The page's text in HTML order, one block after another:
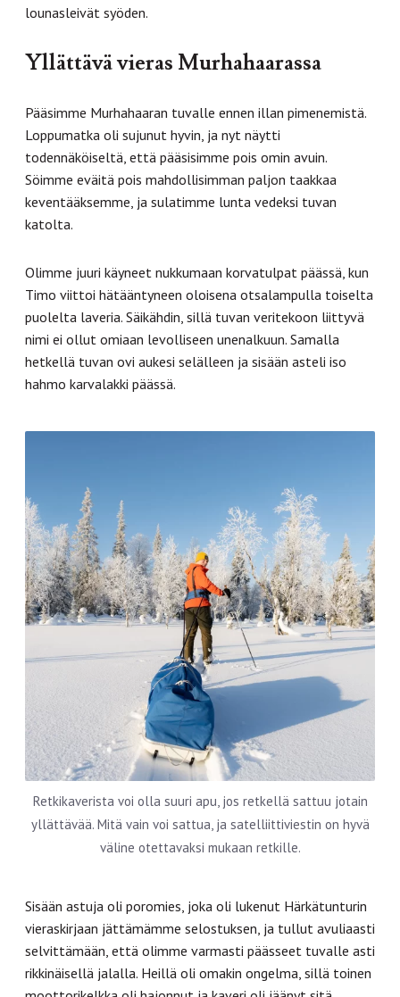
lounasleivät syöden.
Yllättävä vieras Murhahaarassa
Pääsimme Murhahaaran tuvalle ennen illan pimenemistä.
Loppumatka oli sujunut hyvin, ja nyt näytti
todennäköiseltä, että pääsisimme pois omin avuin.
Söimme eväitä pois mahdollisimman paljon taakkaa
keventääksemme, ja sulatimme lunta vedeksi tuvan
katolta.
Olimme juuri käyneet nukkumaan korvatulpat päässä, kun
Timo viittoi hätääntyneen oloisena otsalampulla toiselta
puolelta laveria. Säikähdin, sillä tuvan veritekoon liittyvä
nimi ei ollut omiaan levolliseen unenalkuun. Samalla
hetkellä tuvan ovi aukesi selälleen ja sisään asteli iso
hahmo karvalakki päässä.
Retkikaverista voi olla suuri apu, jos retkellä sattuu jotain
yllättävää. Mitä vain voi sattua, ja satelliittiviestin on hyvä
väline otettavaksi mukaan retkille.
Sisään astuja oli poromies, joka oli lukenut Härkätunturin
vieraskirjaan jättämämme selostuksen, ja tullut avuliaasti
selvittämään, että olimme varmasti päässeet tuvalle asti
rikkinäisellä jalalla. Heillä oli omakin ongelma, sillä toinen